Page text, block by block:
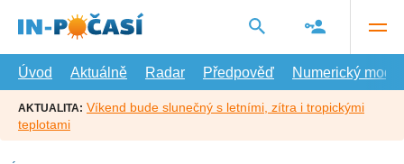
hlavní
Úvod
Aktuálně Radar Předpověď Numerický model
AKTUALITA: Víkend bude slunečný s letními, zítra i tropickými
teplotami